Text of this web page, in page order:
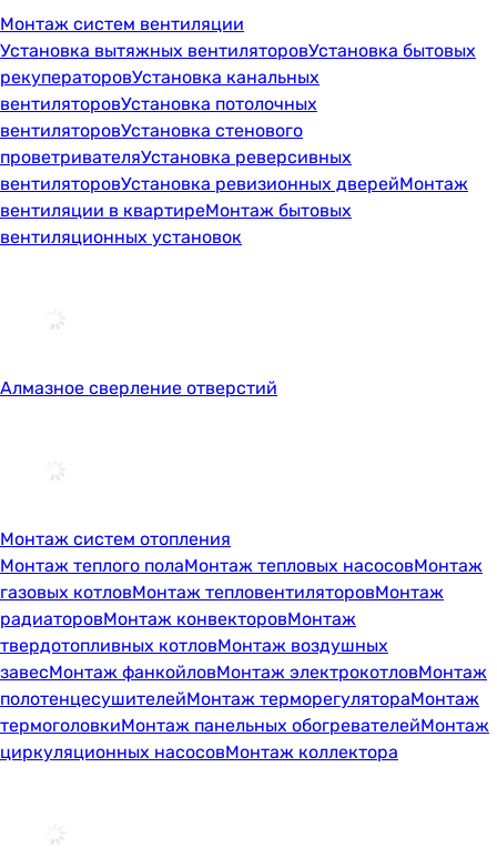
Монтаж систем вентиляции
Установка вытяжных вентиляторовУстановка бытовых
рекуператоровУстановка канальных
вентиляторовУстановка потолочных
вентиляторовУстановка стенового
проветривателяУстановка реверсивных
вентиляторовУстановка ревизионных дверейМонтаж
вентиляции в квартиреМонтаж бытовых
вентиляционных установок
Алмазное сверление отверстий
Монтаж систем отопления
Монтаж теплого полаМонтаж тепловых насосовМонтаж
газовых котловМонтаж тепловентиляторовМонтаж
радиаторовМонтаж конвекторовМонтаж
твердотопливных котловМонтаж воздушных
завесМонтаж фанкойловМонтаж электрокотловМонтаж
полотенцесушителейМонтаж терморегулятораМонтаж
термоголовкиМонтаж панельных обогревателейМонтаж
циркуляционных насосовМонтаж коллектора